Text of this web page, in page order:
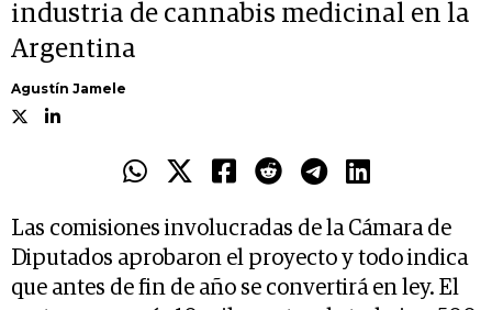
industria de cannabis medicinal en la
Argentina
Agustín Jamele
Las comisiones involucradas de la Cámara de
Diputados aprobaron el proyecto y todo indica
que antes de fin de año se convertirá en ley. El